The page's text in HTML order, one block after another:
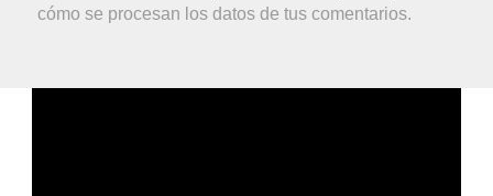
cómo se procesan los datos de tus comentarios.